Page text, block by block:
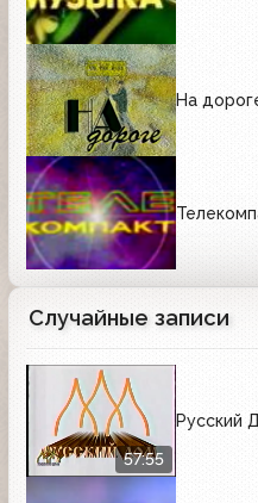
На
Случайные записи
57:55
Русский